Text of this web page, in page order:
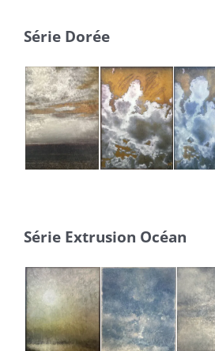
Série Dorée
Série Extrusion Océan